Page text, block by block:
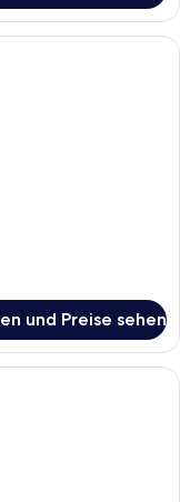
mit weißen
und Preise sehen
Hotelzimmer mit